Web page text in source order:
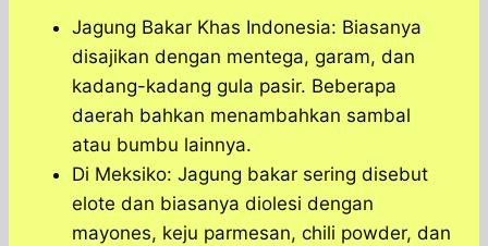
Jagung Bakar Khas Indonesia: Biasanya
disajikan dengan mentega, garam, dan
kadang-kadang gula pasir. Beberapa
daerah bahkan menambahkan sambal
atau bumbu lainnya.
Di Meksiko: Jagung bakar sering disebut
elote dan biasanya diolesi dengan
mayones, keju parmesan, chili powder, dan